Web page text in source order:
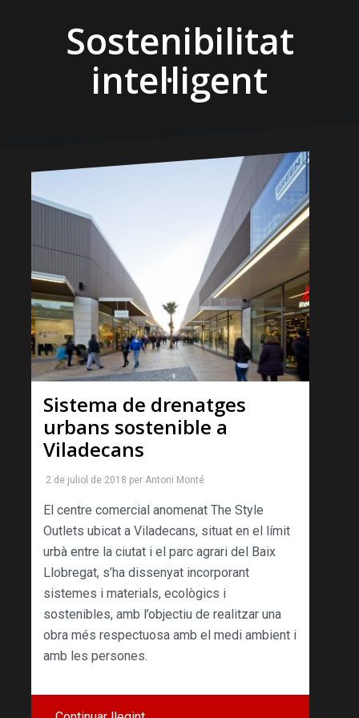
Sostenibilitat
intel·ligent
Sistema de drenatges
urbans sostenible a
Viladecans
2 de juliol de 2018 per Antoni Monté
El centre comercial anomenat The Style
Outlets ubicat a Viladecans, situat en el límit
urbà entre la ciutat i el parc agrari del Baix
Llobregat, s’ha dissenyat incorporant
sistemes i materials, ecològics i
sostenibles, amb l’objectiu de realitzar una
obra més respectuosa amb el medi ambient i
amb les persones.